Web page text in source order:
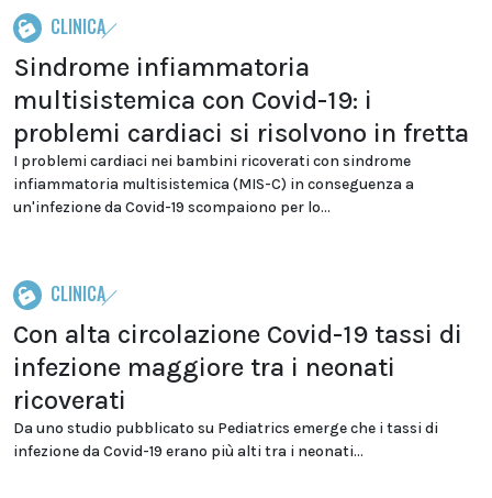
CLINICA
Sindrome infiammatoria
multisistemica con Covid-19: i
problemi cardiaci si risolvono in fretta
I problemi cardiaci nei bambini ricoverati con sindrome
infiammatoria multisistemica (MIS-C) in conseguenza a
un'infezione da Covid-19 scompaiono per lo...
CLINICA
Con alta circolazione Covid-19 tassi di
infezione maggiore tra i neonati
ricoverati
Da uno studio pubblicato su Pediatrics emerge che i tassi di
infezione da Covid-19 erano più alti tra i neonati...